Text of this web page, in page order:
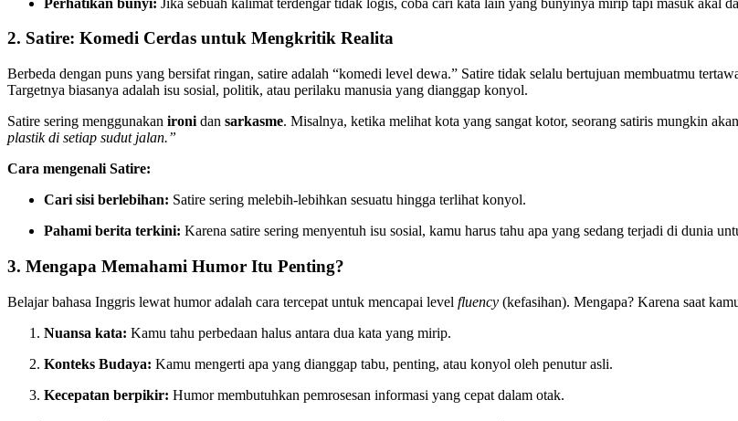
2. Satire: Komedi Cerdas untuk Mengkritik Realita
Berbeda dengan puns yang bersifat ringan, satire adalah “komedi level dewa.” Satire tidak selalu bertujuan membuatmu
Targetnya biasanya adalah isu sosial, politik, atau perilaku manusia yang dianggap konyol.
Satire sering menggunakan ironi dan sarkasme. Misalnya, ketika melihat kota yang sangat kotor, seorang satiris mungkin
plastik di setiap sudut jalan.”
Cara mengenali Satire:
Cari sisi berlebihan: Satire sering melebih-lebihkan sesuatu hingga terlihat konyol.
Pahami berita terkini: Karena satire sering menyentuh isu sosial, kamu harus tahu apa yang sedang terjadi di dunia
3. Mengapa Memahami Humor Itu Penting?
Belajar bahasa Inggris lewat humor adalah cara tercepat untuk mencapai level fluency (kefasihan). Mengapa? Karena saat
Nuansa kata: Kamu tahu perbedaan halus antara dua kata yang mirip.
Konteks Budaya: Kamu mengerti apa yang dianggap tabu, penting, atau konyol oleh penutur asli.
Kecepatan berpikir: Humor membutuhkan pemrosesan informasi yang cepat dalam otak.